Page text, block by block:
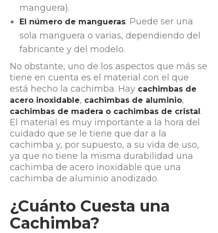
manguera).
El número de mangueras: Puede ser una
sola manguera o varias, dependiendo del
fabricante y del modelo.
No obstante, uno de los aspectos que más se
tiene en cuenta es el material con el que
está hecho la cachimba. Hay cachimbas de
acero inoxidable, cachimbas de aluminio,
cachimbas de madera o cachimbas de cristal.
El material es muy importante a la hora del
cuidado que se le tiene que dar a la
cachimba y, por supuesto, a su vida de uso,
ya que no tiene la misma durabilidad una
cachimba de acero inoxidable que una
cachimba de aluminio anodizado.
¿Cuánto Cuesta una
Cachimba?